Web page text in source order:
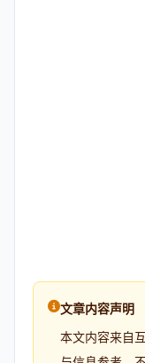
文章内容声明
本文内容来自